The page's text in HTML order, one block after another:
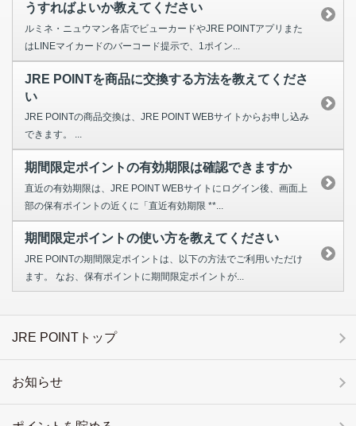
うすればよいか教えてください
ルミネ・ニュウマン各店でビューカードやJRE POINTアプリまた
はLINEマイカードのバーコード提示で、1ポイン...
JRE POINTを商品に交換する方法を教えてくださ
い
JRE POINTの商品交換は、JRE POINT WEBサイトからお申し込み
できます。 ...
期間限定ポイントの有効期限は確認できますか
直近の有効期限は、JRE POINT WEBサイトにログイン後、画面上
部の保有ポイントの近くに「直近有効期限 **...
期間限定ポイントの使い方を教えてください
JRE POINTの期間限定ポイントは、以下の方法でご利用いただけ
ます。 なお、保有ポイントに期間限定ポイントが...
JRE POINTトップ
お知らせ